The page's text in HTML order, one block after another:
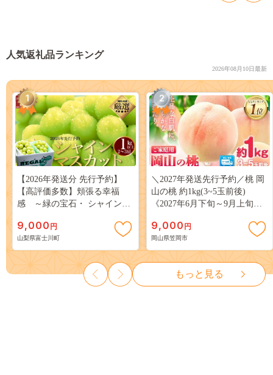
人気返礼品ランキング
2026年08月10日最新
1
【2026年発送分 先行予約】
【高評価多数】頬張る幸福
感 ～緑の宝石・ シャインマ
３房） フルーツ 山梨県産 果
物 くだもの シャイン マスカ
ット ぶどう ブドウ 葡萄 大粒
種なし 先行予約 富士川町
10000円 一万円 9000円 九千円
9,000 円
山梨県富士川町
2
＼2027年発送先行予約／桃 岡
山の桃 約1kg(3~5玉前後)
《2027年6月下旬～9月上旬頃
岡山 はくとう スイーツ フル
ーツ 果物 デザート 旬 モモ も
も 先行予約 送料無料 果物 岡
山県 笠岡市 清水白桃 白鳳 白
麗 クール便---
kasaoka_zsy_419_100---
9,000 円
岡山県笠岡市
もっと見る